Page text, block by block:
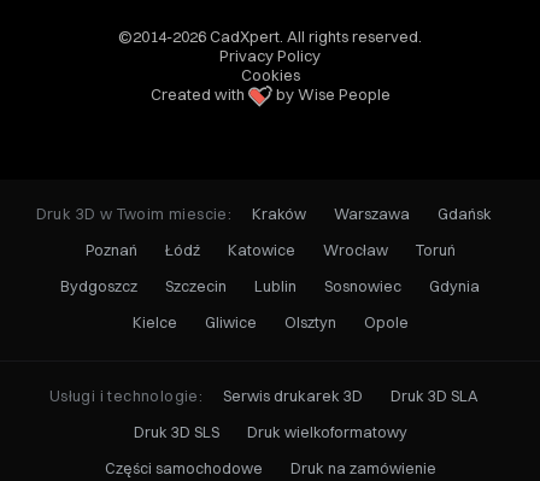
©2014-2026 CadXpert. All rights reserved.
Privacy Policy
Cookies
Created with
by Wise People
Druk 3D w Twoim miescie: Kraków Warszawa
Gdańsk
Poznań
Łódź Katowice Wrocław
Toruń
Bydgoszcz
Szczecin Lublin Sosnowiec
Gdynia
Kielce
Gliwice Olsztyn Opole
Usługi i technologie: Serwis drukarek 3D
Druk 3D SLA
Druk 3D SLS
Druk wielkoformatowy
Części samochodowe
Druk na zamówienie